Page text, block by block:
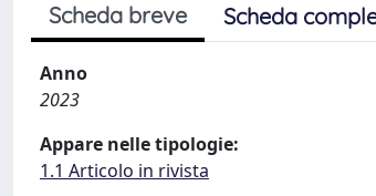
Scheda breve Scheda
Anno
2023
Appare nelle tipologie:
1.1 Articolo in rivista